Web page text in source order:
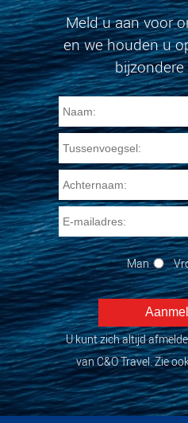
Meld u aan voor
en we houden u
Man
U kunt zich altijd
van C&O Travel. Zie